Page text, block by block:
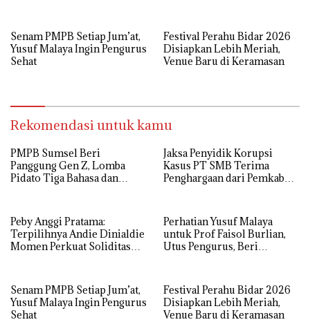
Senam PMPB Setiap Jum’at,
Yusuf Malaya Ingin Pengurus
Sehat
Festival Perahu Bidar 2026
Disiapkan Lebih Meriah,
Venue Baru di Keramasan
Rekomendasi untuk kamu
PMPB Sumsel Beri
Panggung Gen Z, Lomba
Pidato Tiga Bahasa dan
Jaksa Penyidik Korupsi
Kasus PT SMB Terima
Penghargaan dari Pemkab
Peby Anggi Pratama:
Terpilihnya Andie Dinialdie
Momen Perkuat Soliditas
Perhatian Yusuf Malaya
untuk Prof Faisol Burlian,
Utus Pengurus, Beri
Senam PMPB Setiap Jum’at,
Yusuf Malaya Ingin Pengurus
Sehat
Festival Perahu Bidar 2026
Disiapkan Lebih Meriah,
Venue Baru di Keramasan